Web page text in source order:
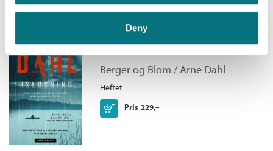
Deny
Isløsning
Berger og Blom /Arne Dahl
Heftet
Pris 229,–
Kjøp